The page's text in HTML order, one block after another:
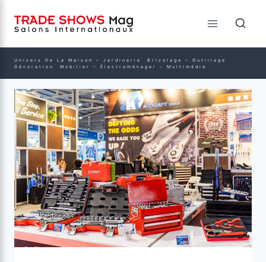
Univers De La Maison – Jardinerie Bricolage – Outillage
Décoration Mobilier – Électroménager – Multimédia